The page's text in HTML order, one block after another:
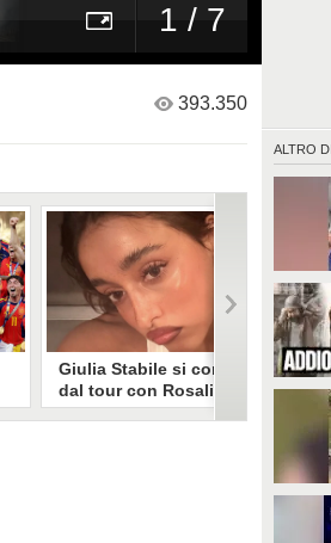
1 / 7
ALTRO DI
393.350
Giulia Stabile si confessa
dal tour con Rosalia: "Non
sono stata bene, costretta
ballo di Rosalia, Giulia Stabile si è
lasciata andare a una confessione